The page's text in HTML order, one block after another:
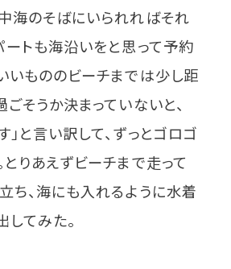
海のそばにいられればそれ
ートも海沿いをと思って予約
いもののビーチまでは少し距
ごそうか決まっていないと、
」と言い訳して、ずっとゴロゴ
とりあえずビーチまで走って
ち、海にも入れるように水着
してみた。